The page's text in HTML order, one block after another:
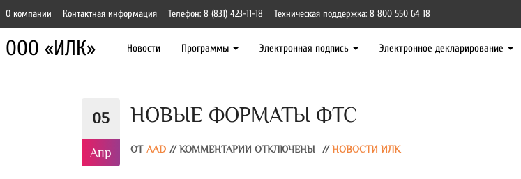
О компании Контактная информация Телефон: 8 (831) 423-11-18 Техническая поддержка: 8 800 550 64 18
ООО «ИЛК» Новости Программы Электронная подпись Электронное декларирование
05
Апр
НОВЫЕ ФОРМАТЫ ФТС
ОТ AAD // КОММЕНТАРИИ ОТКЛЮЧЕНЫ // НОВОСТИ ИЛК